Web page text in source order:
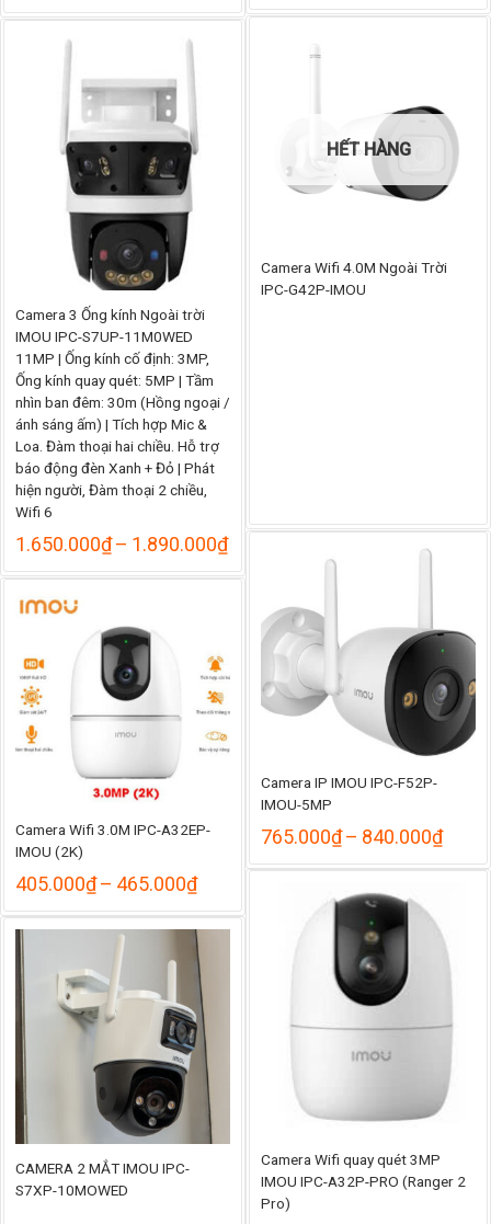
từ
HẾT HÀNG
Camera Wifi 4.0M Ngoài Trời
IPC-G42P-IMOU
Camera 3 Ống kính Ngoài trời
IMOU IPC-S7UP-11M0WED
11MP | Ống kính cố định: 3MP,
Ống kính quay quét: 5MP | Tầm
nhìn ban đêm: 30m (Hồng ngoại /
ánh sáng ấm) | Tích hợp Mic &
Loa. Đàm thoại hai chiều. Hỗ trợ
báo động đèn Xanh + Đỏ | Phát
hiện người, Đàm thoại 2 chiều,
Wifi 6
1.650.000₫– 1.890.000₫Khoảng
từ
1.650.000₫
1.890.000₫
Camera IP IMOU IPC-F52P-
IMOU-5MP
765.000₫– 840.000₫
từ
Camera Wifi 3.0M IPC-A32EP-
IMOU (2K)
405.000₫– 465.000₫Khoảng
từ
405.000₫
đến
465.000₫
Camera Wifi quay quét 3MP
IMOU IPC-A32P-PRO (Ranger 2
Pro)
CAMERA 2 MẮT IMOU IPC-
S7XP-10MOWED